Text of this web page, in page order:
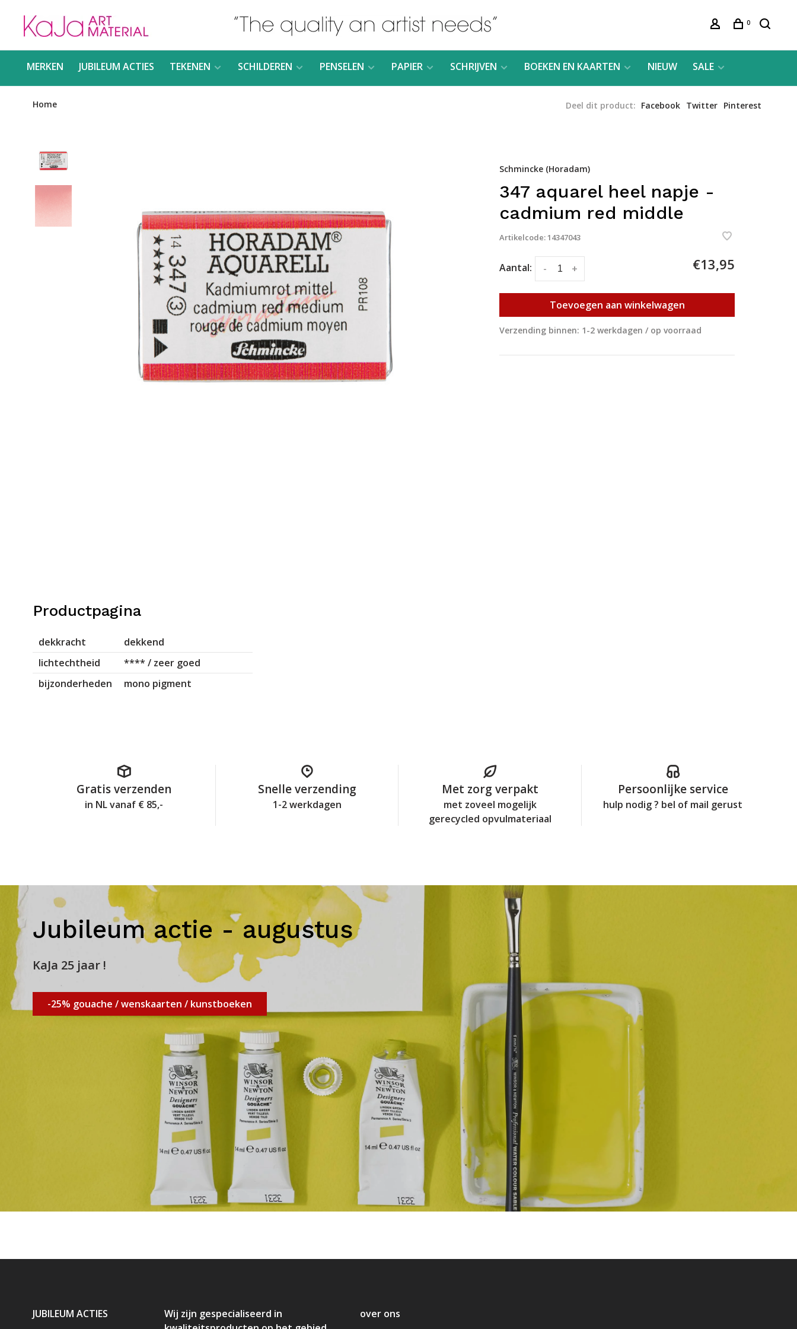
0
MERKEN JUBILEUM ACTIES TEKENEN SCHILDEREN PENSELEN PAPIER SCHRIJVEN BOEKEN EN KAARTEN NIEUW SALE
Home Deel dit product: Facebook Twitter Pinterest
Schmincke (Horadam)
347 aquarel heel napje -
cadmium red middle
Artikelcode:14347043
Aantal: +
- €13,95
Toevoegen aan winkelwagen
Verzending binnen: 1-2 werkdagen / op voorraad
Productpagina
dekkracht
dekkend
lichtechtheid
**** / zeer goed
bijzonderheden
mono pigment
Gratis verzenden
in NL vanaf € 85,-
Snelle verzending
1-2 werkdagen
Met zorg verpakt
met zoveel mogelijk
gerecycled opvulmateriaal
Persoonlijke service
hulp nodig ? bel of mail gerust
Jubileum actie - augustus
KaJa 25 jaar !
-25% gouache / wenskaarten / kunstboeken
JUBILEUM ACTIES
Wij zijn gespecialiseerd in
over ons